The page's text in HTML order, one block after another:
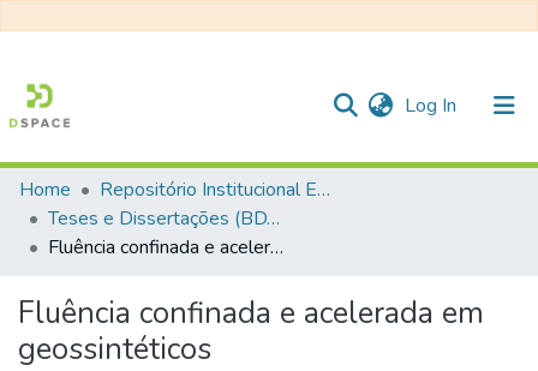
Log In (current)
Communities & Collections
All of DSpace
Statistics
Home
Repositório Institucional EESC
Teses e Dissertações (BDTD USP)
Fluência confinada e acelerada em geossintéticos
Fluência confinada e acelerada em
geossintéticos